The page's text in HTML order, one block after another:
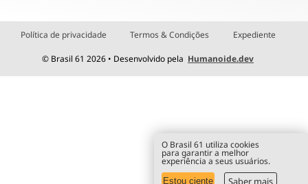
Política de privacidade Termos & Condições Expediente
© Brasil 61 2026 • Desenvolvido pela Humanoide.dev
O Brasil 61 utiliza cookies
para garantir a melhor
experiência a seus usuários.
Estou ciente